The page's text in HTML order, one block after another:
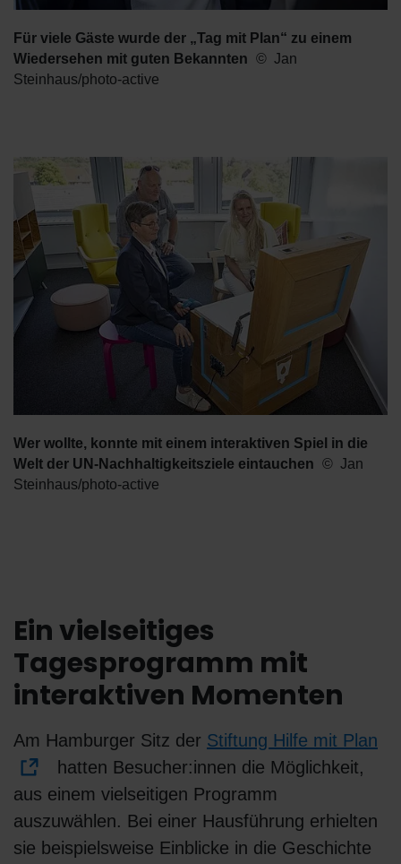
Für viele Gäste wurde der „Tag mit Plan“ zu einem
Wiedersehen mit guten Bekannten
Jan
Steinhaus/photo-active
Wer wollte, konnte mit einem interaktiven Spiel in die
Welt der UN-Nachhaltigkeitsziele eintauchen
Jan
Steinhaus/photo-active
Ein vielseitiges
Tagesprogramm mit
interaktiven Momenten
Am Hamburger Sitz der Stiftung Hilfe mit Plan
hatten Besucher:innen die Möglichkeit,
aus einem vielseitigen Programm
auszuwählen. Bei einer Hausführung erhielten
sie beispielsweise Einblicke in die Geschichte